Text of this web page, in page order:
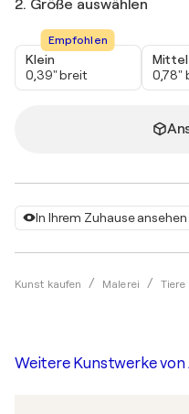
In Ihrem Zuhause ansehen
Kunst kaufen Malerei Tiere
2. Größe auswählen
Empfohlen
Klein
0,39" breit
Mittel
0,78"
Weitere Kunstwerke von